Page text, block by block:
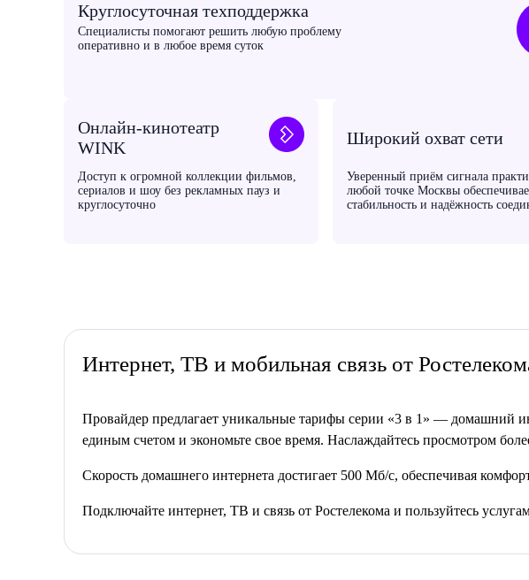
Круглосуточная техподдержка
Специалисты помогают решить любую проблему
оперативно и в любое время суток
Онлайн-кинотеатр
WINK
Доступ к огромной коллекции фильмов,
сериалов и шоу без рекламных пауз и
круглосуточно
Широкий охват сети
Уверенный приём сигнала
любой точке Москвы
стабильность и надёжность
Интернет, ТВ и мобильная связь от
Провайдер предлагает уникальные тарифы серии «3 в 1» — домашний
единым счетом и экономьте свое время. Наслаждайтесь просмотром
Скорость домашнего интернета достигает 500 Мб/с, обеспечивая
Подключайте интернет, ТВ и связь от Ростелекома и пользуйтесь